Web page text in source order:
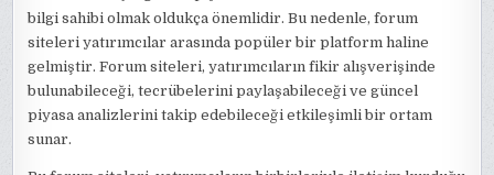
bilgi sahibi olmak oldukça önemlidir. Bu nedenle, forum
siteleri yatırımcılar arasında popüler bir platform haline
gelmiştir. Forum siteleri, yatırımcıların fikir alışverişinde
bulunabileceği, tecrübelerini paylaşabileceği ve güncel
piyasa analizlerini takip edebileceği etkileşimli bir ortam
sunar.